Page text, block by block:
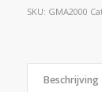
SKU: GMA2000
Beschrijving